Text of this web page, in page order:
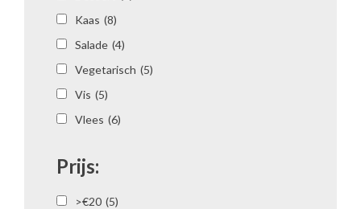
Kaas (8)
Salade (4)
Vegetarisch (5)
Vis (5)
Vlees (6)
Prijs:
>€20 (5)